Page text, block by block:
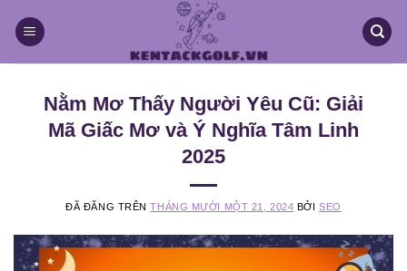
đến
Nằm Mơ Thấy Người Yêu Cũ: Giải
Mã Giấc Mơ và Ý Nghĩa Tâm Linh
2025
ĐÃ ĐĂNG TRÊNTHÁNG MƯỜI MỘT 21, 2024 BỞISEO